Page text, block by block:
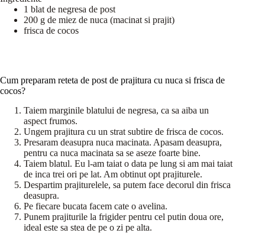
1 blat de negresa de post
200 g de miez de nuca (macinat si prajit)
frisca de cocos
Cum preparam reteta de post de prajitura cu nuca si frisca de
cocos?
Taiem marginile blatului de negresa, ca sa aiba un
aspect frumos.
Ungem prajitura cu un strat subtire de frisca de cocos.
Presaram deasupra nuca macinata. Apasam deasupra,
pentru ca nuca macinata sa se aseze foarte bine.
Taiem blatul. Eu l-am taiat o data pe lung si am mai taiat
de inca trei ori pe lat. Am obtinut opt prajiturele.
Despartim prajiturelele, sa putem face decorul din frisca
deasupra.
Pe fiecare bucata facem cate o avelina.
Punem prajiturile la frigider pentru cel putin doua ore,
ideal este sa stea de pe o zi pe alta.